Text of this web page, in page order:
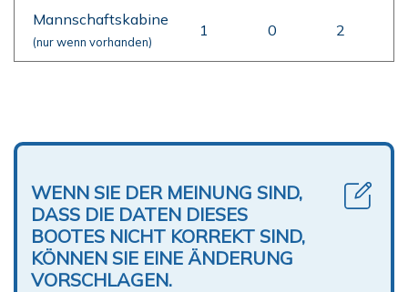
Mannschaftskabine
(nur wenn vorhanden)
1 0 2
WENN SIE DER MEINUNG SIND,
DASS DIE DATEN DIESES
BOOTES NICHT KORREKT SIND,
KÖNNEN SIE EINE ÄNDERUNG
VORSCHLAGEN.